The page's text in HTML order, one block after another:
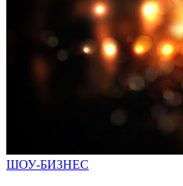
ШОУ-БИЗНЕС